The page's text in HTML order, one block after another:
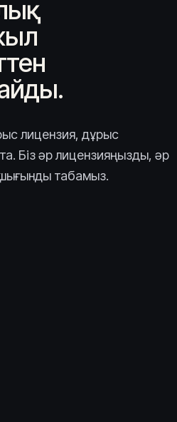
лицензия, дұрыс
Біз әр лицензияңызды, әр
шығынды табамыз.